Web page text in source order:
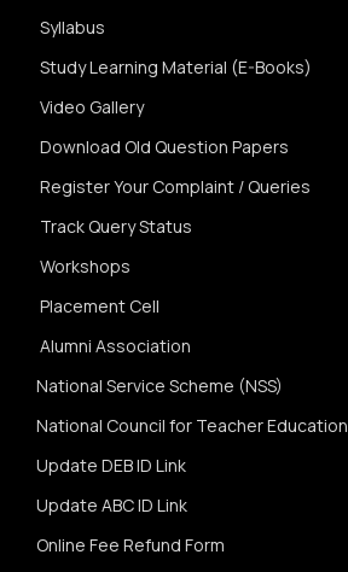
Syllabus
Study Learning Material (E-Books)
Video Gallery
Download Old Question Papers
Register Your Complaint / Queries
Track Query Status
Workshops
Placement Cell
Alumni Association
National Service Scheme (NSS)
National Council for Teacher Education
Update DEB ID Link
Update ABC ID Link
Online Fee Refund Form